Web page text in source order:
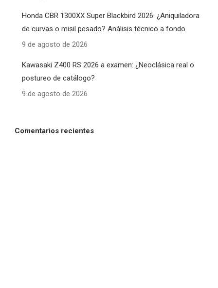
Honda CBR 1300XX Super Blackbird 2026: ¿Aniquiladora
de curvas o misil pesado? Análisis técnico a fondo
9 de agosto de 2026
Kawasaki Z400 RS 2026 a examen: ¿Neoclásica real o
postureo de catálogo?
9 de agosto de 2026
Comentarios recientes